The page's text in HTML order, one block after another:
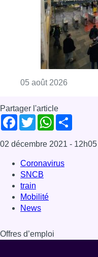
05 août 2026
Partager l'article
Facebook
TwitterWhatsApp
02 décembre 2021 - 12h05
Coronavirus
SNCB
train
Mobilité
News
Offres d’emploi